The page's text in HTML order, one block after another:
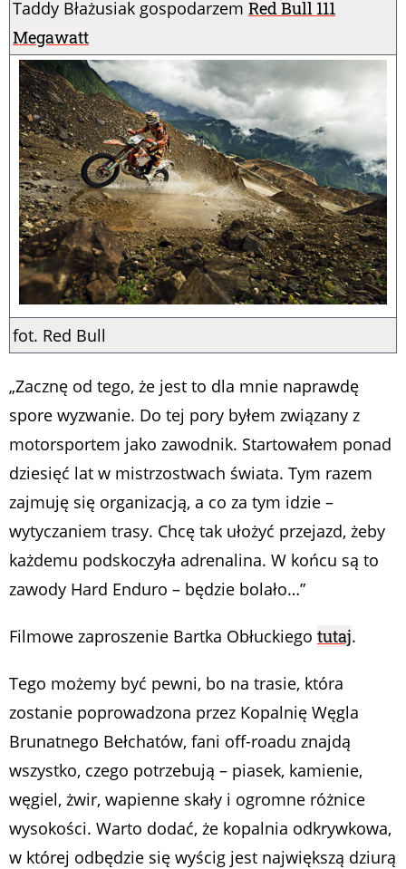
Taddy Błażusiak gospodarzem Red Bull 111
Megawatt
fot. Red Bull
„Zacznę od tego, że jest to dla mnie naprawdę
spore wyzwanie. Do tej pory byłem związany z
motorsportem jako zawodnik. Startowałem ponad
dziesięć lat w mistrzostwach świata. Tym razem
zajmuję się organizacją, a co za tym idzie –
wytyczaniem trasy. Chcę tak ułożyć przejazd, żeby
każdemu podskoczyła adrenalina. W końcu są to
zawody Hard Enduro – będzie bolało…”
Filmowe zaproszenie Bartka Obłuckiego tutaj.
Tego możemy być pewni, bo na trasie, która
zostanie poprowadzona przez Kopalnię Węgla
Brunatnego Bełchatów, fani off-roadu znajdą
wszystko, czego potrzebują – piasek, kamienie,
węgiel, żwir, wapienne skały i ogromne różnice
wysokości. Warto dodać, że kopalnia odkrywkowa,
w której odbędzie się wyścig jest największą dziurą